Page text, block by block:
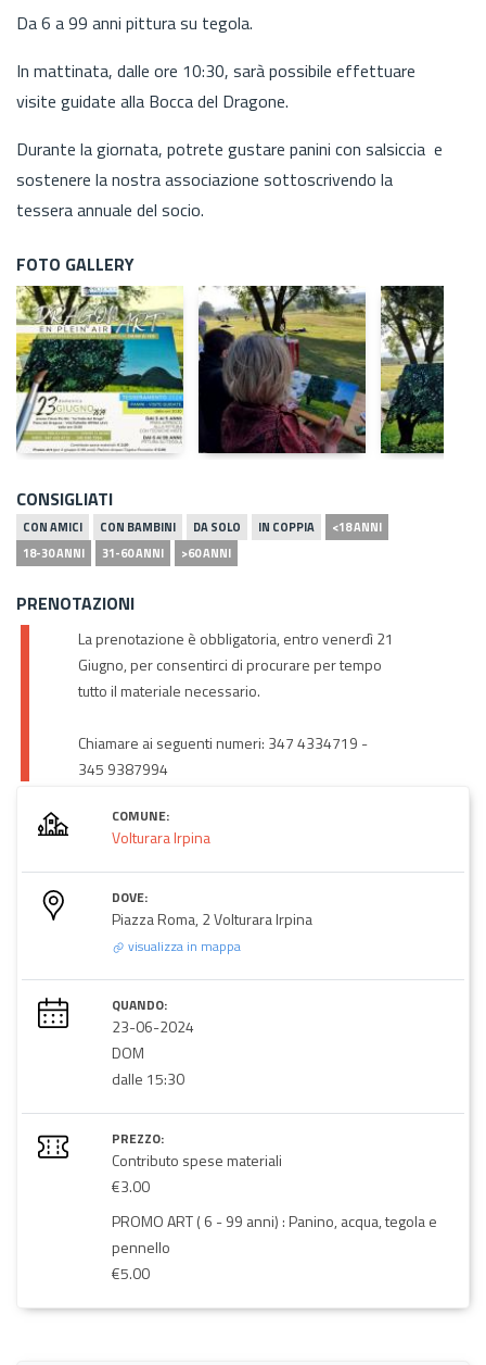
Da 6 a 99 anni pittura su tegola.
In mattinata, dalle ore 10:30, sarà possibile effettuare
visite guidate alla Bocca del Dragone.
Durante la giornata, potrete gustare panini con salsiccia e
sostenere la nostra associazione sottoscrivendo la
tessera annuale del socio.
FOTO GALLERY
CONSIGLIATI
CON AMICI CON BAMBINI DA SOLO IN COPPIA
<18 ANNI
18-30 ANNI
31-60 ANNI >60 ANNI
PRENOTAZIONI
La prenotazione è obbligatoria, entro venerdì 21
Giugno, per consentirci di procurare per tempo
tutto il materiale necessario.
Chiamare ai seguenti numeri: 347 4334719 -
345 9387994
COMUNE:
Volturara Irpina
DOVE:
Piazza Roma, 2 Volturara Irpina
visualizza in mappa
QUANDO:
23-06-2024
DOM
dalle 15:30
PREZZO:
Contributo spese materiali
€3.00
PROMO ART ( 6 - 99 anni) : Panino, acqua, tegola e
pennello
€5.00